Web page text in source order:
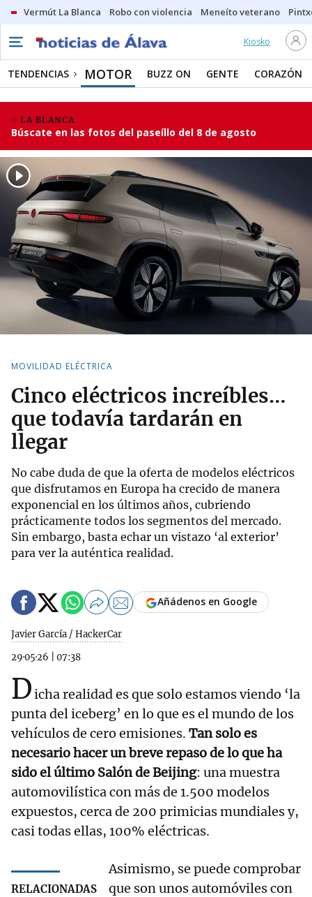
Vermút La Blanca Robo con violencia Meneíto veterano
Kiosko
TENDENCIAS MOTOR BUZZ ON GENTE CORAZÓN
LA BLANCA
Búscate en las fotos del paseíllo del 8 de agosto
MOVILIDAD ELÉCTRICA
Cinco eléctricos increíbles…
que todavía tardarán en
llegar
No cabe duda de que la oferta de modelos eléctricos
que disfrutamos en Europa ha crecido de manera
exponencial en los últimos años, cubriendo
prácticamente todos los segmentos del mercado.
Sin embargo, basta echar un vistazo ‘al exterior’
para ver la auténtica realidad.
Javier García / HackerCar
29·05·26
07:38
Añádenos en Google
Dicha realidad es que solo estamos viendo ‘la
punta del iceberg’ en lo que es el mundo de los
vehículos de cero emisiones. Tan solo es
necesario hacer un breve repaso de lo que ha
sido el último Salón de Beijing: una muestra
automovilística con más de 1.500 modelos
expuestos, cerca de 200 primicias mundiales y,
casi todas ellas, 100% eléctricas.
RELACIONADAS
Asimismo, se puede comprobar
que son unos automóviles con